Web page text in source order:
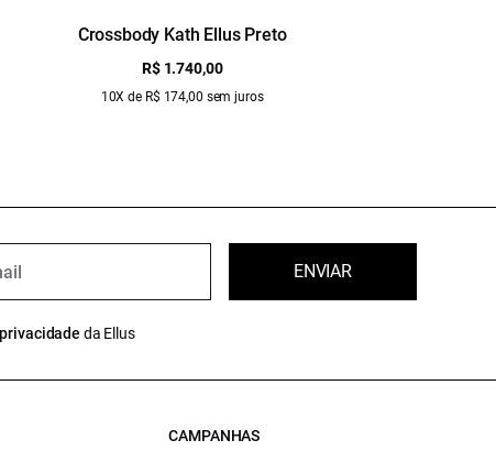
Crossbody Kath Ellus Preto
R$ 1.740,00
10X de R$ 174,00 sem juros
ENVIAR
da Ellus
CAMPANHAS